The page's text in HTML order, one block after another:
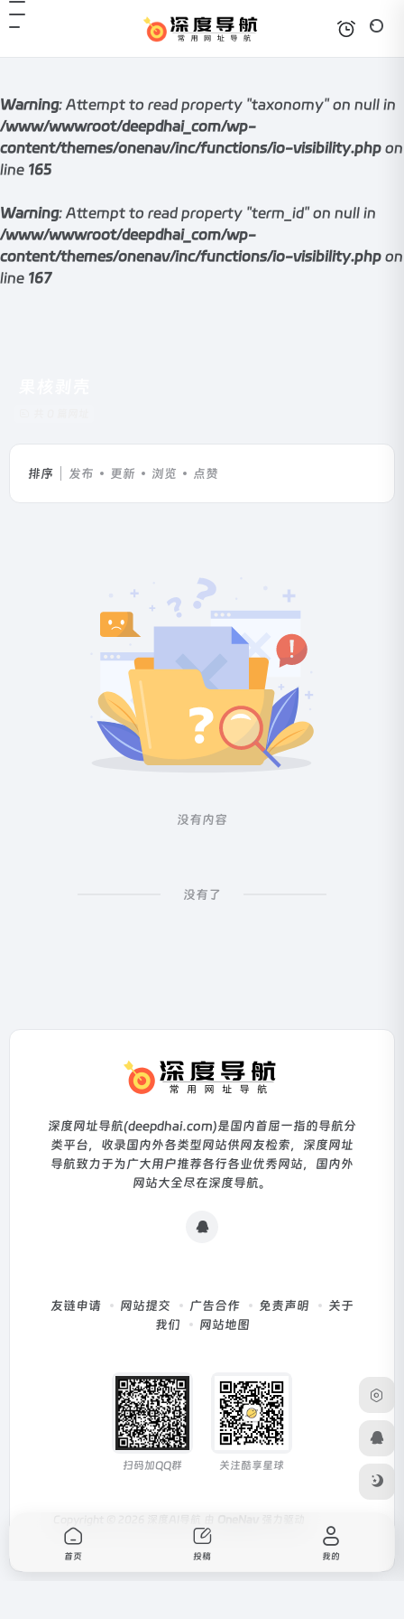
Warning: Attempt to read property "taxonomy" on null in
/www/wwwroot/deepdhai_com/wp-
content/themes/onenav/inc/functions/io-visibility.php on
line 165
Warning: Attempt to read property "term_id" on null in
/www/wwwroot/deepdhai_com/wp-
content/themes/onenav/inc/functions/io-visibility.php on
line 167
排序 发布 更新 浏览 点赞
没有内容
没有了
深度网址导航(deepdhai.com)是国内首屈一指的导航分
类平台，收录国内外各类型网站供网友检索，深度网址
导航致力于为广大用户推荐各行各业优秀网站，国内外
网站大全尽在深度导航。
友链申请 网站提交 广告合作 免责声明
关于
我们
网站地图
扫码加QQ群 关注酷享星球
首页 投稿 我的